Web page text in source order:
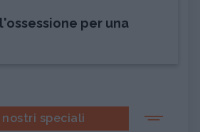
per una
nostri speciali